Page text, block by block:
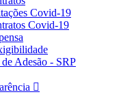
Covid-19
Covid-19
Adesão - SRP